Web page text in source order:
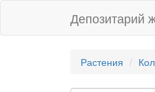
Депозитарий
Растения